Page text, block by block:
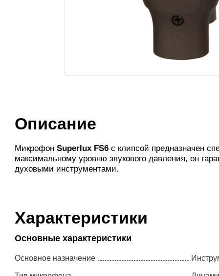
Описание
Микрофон Superlux FS6 с клипсой предназначен
максимальному уровню звукового давления, он
духовыми инструментами.
Характеристики
Основные характеристики
Основное назначение